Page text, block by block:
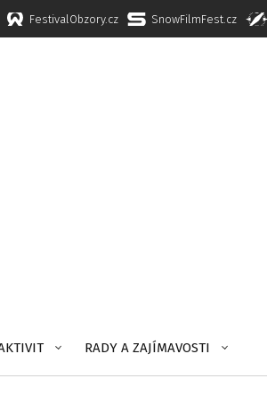
FestivalObzory.cz SnowFilmFest.cz
RADY A ZAJÍMAVOSTI